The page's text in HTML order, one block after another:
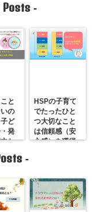
Posts-
と
の
ど
発
と
HSPの子育て
でたったひと
つ大切なこと
は信頼感（安
心感）を獲得
-